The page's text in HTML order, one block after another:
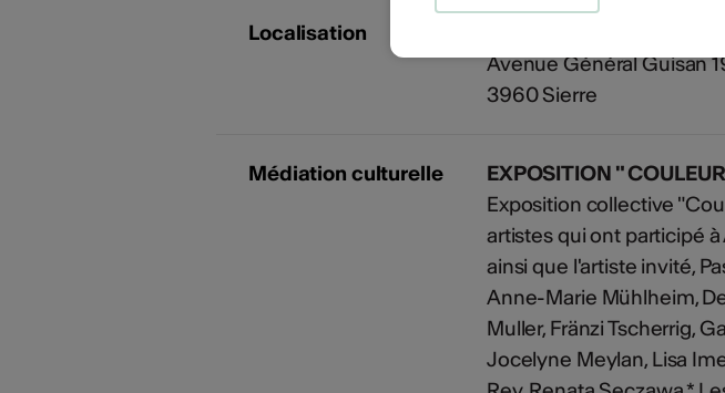
Localisation
Avenue Général Guisan
3960 Sierre
Médiation culturelle
EXPOSITION "
Exposition collective
artistes qui ont participé
ainsi que l'artiste invité,
Anne-Marie Mühlheim,
Muller, Fränzi Tscherrig,
Jocelyne Meylan, Lisa